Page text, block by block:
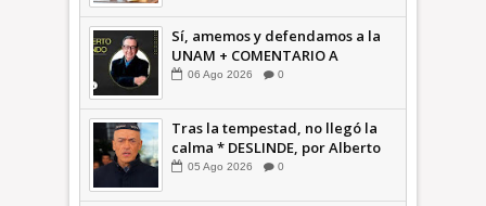
Sí, amemos y defendamos a la
UNAM + COMENTARIO A
TIEMPO
06 Ago 2026 0
Tras la tempestad, no llegó la
calma * DESLINDE, por Alberto
Witvrun OPINIÓN
05 Ago 2026 0